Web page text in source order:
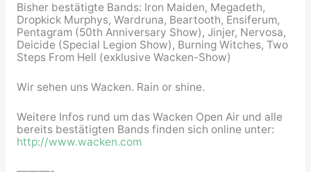
Bisher bestätigte Bands: Iron Maiden, Megadeth,
Dropkick Murphys, Wardruna, Beartooth, Ensiferum,
Pentagram (50th Anniversary Show), Jinjer, Nervosa,
Deicide (Special Legion Show), Burning Witches, Two
Steps From Hell (exklusive Wacken-Show)
Wir sehen uns Wacken. Rain or shine.
Weitere Infos rund um das Wacken Open Air und alle
bereits bestätigten Bands finden sich online unter:
http://www.wacken.com